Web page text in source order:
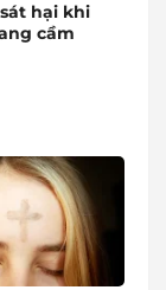
hại khi
cầm